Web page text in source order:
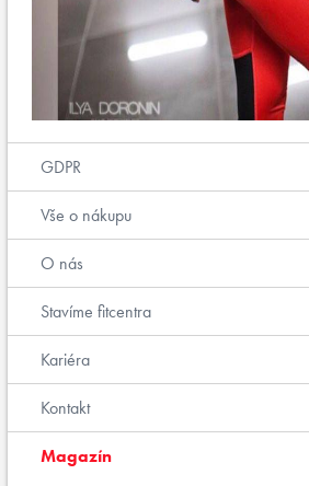
GDPR
Vše o nákupu
O nás
Stavíme fitcentra
Kariéra
Kontakt
Magazín